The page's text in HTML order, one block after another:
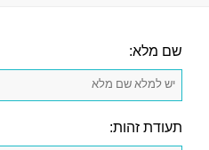
שם מלא:
תעודת זהות: